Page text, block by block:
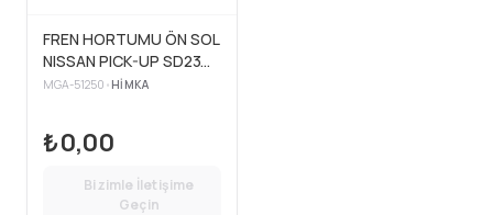
FREN HORTUMU ÖN SOL
NISSAN PICK-UP SD23
83>86
MGA-51250 • HIMKA
₺0,00
Bizimle İletişime
Geçin